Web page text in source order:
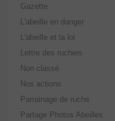
Gazette
L'abeille en danger
L'abeille et la loi
Lettre des ruchers
Non classé
Nos actions
Parrainage de ruche
Partage Photos Abeilles